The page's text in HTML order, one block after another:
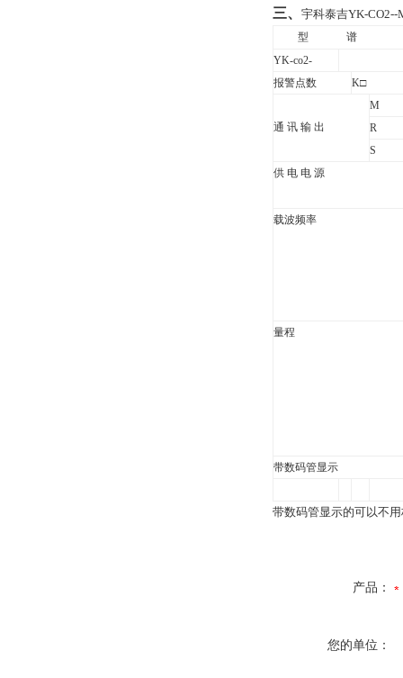
三、 宇科泰吉YK-CO2--
型
谱
YK-co2-
报警点数
K□
通 讯 输 出
M
R
S
供 电 电 源
载波频率
量程
带数码管显示
带数码管显示的可以不
产品：
您的单位：